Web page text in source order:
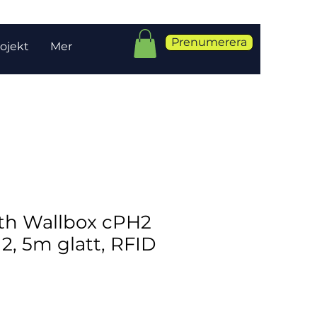
Mer Prenumerera
Wallbox cPH2
2, 5m glatt, RFID